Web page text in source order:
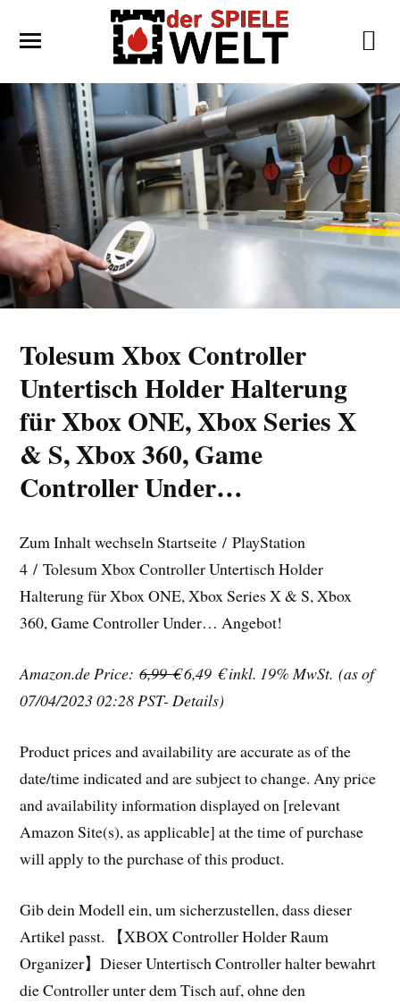
Tolesum Xbox Controller
Untertisch Holder Halterung
für Xbox ONE, Xbox Series X
& S, Xbox 360, Game
Controller Under…
Zum Inhalt wechseln Startseite / PlayStation
4 / Tolesum Xbox Controller Untertisch Holder
Halterung für Xbox ONE, Xbox Series X & S, Xbox
360, Game Controller Under… Angebot!
Amazon.de Price:6,99 €6,49 €inkl. 19% MwSt. (as of
07/04/2023 02:28 PST- Details)
Product prices and availability are accurate as of the
date/time indicated and are subject to change. Any price
and availability information displayed on [relevant
Amazon Site(s), as applicable] at the time of purchase
will apply to the purchase of this product.
Gib dein Modell ein, um sicherzustellen, dass dieser
Artikel passt. 【XBOX Controller Holder Raum
Organizer】Dieser Untertisch Controller halter bewahrt
die Controller unter dem Tisch auf, ohne den